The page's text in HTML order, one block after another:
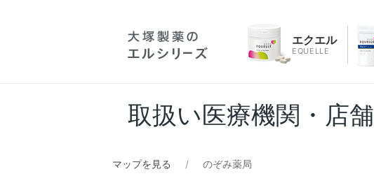
エクエル
EQUELLE
取扱い医療機関・店舗
マップを見る のぞみ薬局